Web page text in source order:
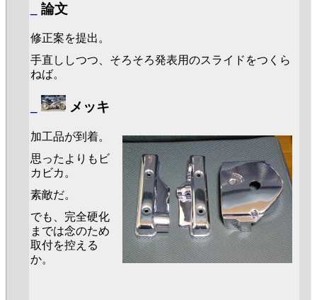
論文
修正案を提出。
手直ししつつ、そろそろ発表用のスライドをつくら
ねば。
メッキ
加工品が到着。
思ったよりもビ
カビカ。
素敵だ。
でも、完全硬化
までは念のため
取付を控える
か。